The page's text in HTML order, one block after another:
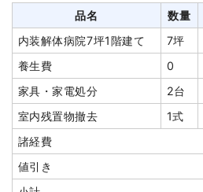
軽量鉄骨造住宅45坪2階
建て
45坪
小運搬費
45坪
養生費 233m²
物置撤去
1式
アスベスト撤去
6m³
土間コンクリート撤去
1式
駐車場撤去
1式
植木・植栽撤去
3台
諸経費
値引き
小計
品名 数量
内装解体病院7坪1階建て
7坪
養生費
0
家具・家電処分
2台
室内残置物撤去
1式
諸経費
値引き